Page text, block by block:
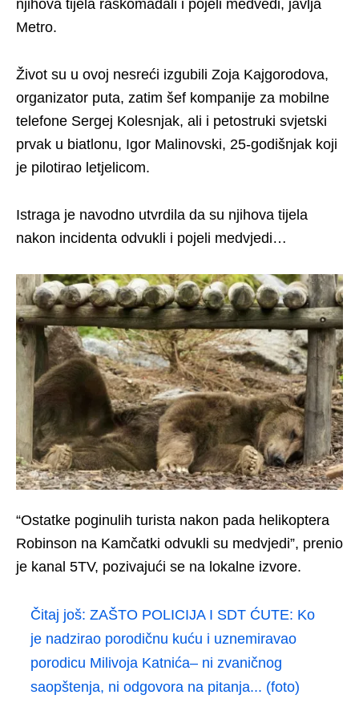
njihova tijela raskomadali i pojeli medvedi, javlja
Metro.
Život su u ovoj nesreći izgubili Zoja Kajgorodova,
organizator puta, zatim šef kompanije za mobilne
telefone Sergej Kolesnjak, ali i petostruki svjetski
prvak u biatlonu, Igor Malinovski, 25-godišnjak koji
je pilotirao letjelicom.
Istraga je navodno utvrdila da su njihova tijela
nakon incidenta odvukli i pojeli medvjedi…
“Ostatke poginulih turista nakon pada helikoptera
Robinson na Kamčatki odvukli su medvjedi”, prenio
je kanal 5TV, pozivajući se na lokalne izvore.
Čitaj još: ZAŠTO POLICIJA I SDT ĆUTE: Ko
je nadzirao porodičnu kuću i uznemiravao
porodicu Milivoja Katnića– ni zvaničnog
saopštenja, ni odgovora na pitanja... (foto)